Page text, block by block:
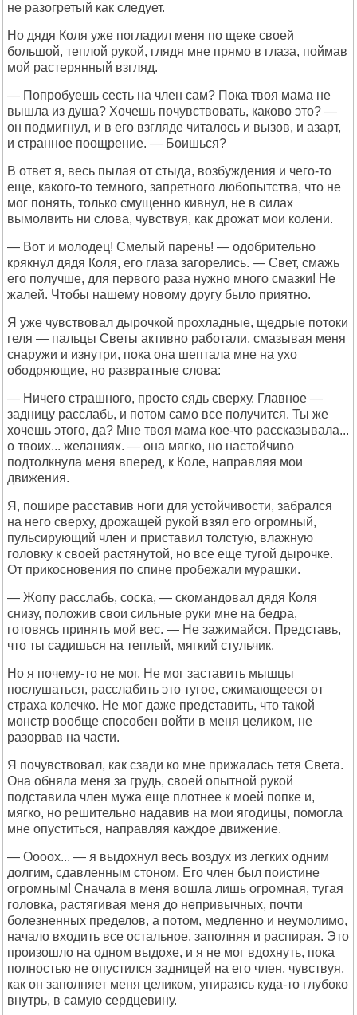
не разогретый как следует.
Но дядя Коля уже погладил меня по щеке своей
большой, теплой рукой, глядя мне прямо в глаза, поймав
мой растерянный взгляд.
— Попробуешь сесть на член сам? Пока твоя мама не
вышла из душа? Хочешь почувствовать, каково это? —
он подмигнул, и в его взгляде читалось и вызов, и азарт,
и странное поощрение. — Боишься?
В ответ я, весь пылая от стыда, возбуждения и чего-то
еще, какого-то темного, запретного любопытства, что не
мог понять, только смущенно кивнул, не в силах
вымолвить ни слова, чувствуя, как дрожат мои колени.
— Вот и молодец! Смелый парень! — одобрительно
крякнул дядя Коля, его глаза загорелись. — Свет, смажь
его получше, для первого раза нужно много смазки! Не
жалей. Чтобы нашему новому другу было приятно.
Я уже чувствовал дырочкой прохладные, щедрые потоки
геля — пальцы Светы активно работали, смазывая меня
снаружи и изнутри, пока она шептала мне на ухо
ободряющие, но развратные слова:
— Ничего страшного, просто сядь сверху. Главное —
задницу расслабь, и потом само все получится. Ты же
хочешь этого, да? Мне твоя мама кое-что рассказывала...
о твоих... желаниях. — она мягко, но настойчиво
подтолкнула меня вперед, к Коле, направляя мои
движения.
Я, пошире расставив ноги для устойчивости, забрался
на него сверху, дрожащей рукой взял его огромный,
пульсирующий член и приставил толстую, влажную
головку к своей растянутой, но все еще тугой дырочке.
От прикосновения по спине пробежали мурашки.
— Жопу расслабь, соска, — скомандовал дядя Коля
снизу, положив свои сильные руки мне на бедра,
готовясь принять мой вес. — Не зажимайся. Представь,
что ты садишься на теплый, мягкий стульчик.
Но я почему-то не мог. Не мог заставить мышцы
послушаться, расслабить это тугое, сжимающееся от
страха колечко. Не мог даже представить, что такой
монстр вообще способен войти в меня целиком, не
разорвав на части.
Я почувствовал, как сзади ко мне прижалась тетя Света.
Она обняла меня за грудь, своей опытной рукой
подставила член мужа еще плотнее к моей попке и,
мягко, но решительно надавив на мои ягодицы, помогла
мне опуститься, направляя каждое движение.
— Оооох... — я выдохнул весь воздух из легких одним
долгим, сдавленным стоном. Его член был поистине
огромным! Сначала в меня вошла лишь огромная, тугая
головка, растягивая меня до непривычных, почти
болезненных пределов, а потом, медленно и неумолимо,
начало входить все остальное, заполняя и распирая. Это
произошло на одном выдохе, и я не мог вдохнуть, пока
полностью не опустился задницей на его член, чувствуя,
как он заполняет меня целиком, упираясь куда-то глубоко
внутрь, в самую сердцевину.